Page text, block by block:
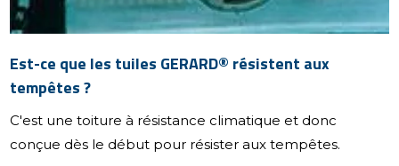
Est-ce que les tuiles GERARD® résistent aux
tempêtes ?
C'est une toiture à résistance climatique et donc
conçue dès le début pour résister aux tempêtes.